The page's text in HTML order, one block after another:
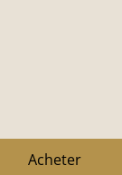
Acheter